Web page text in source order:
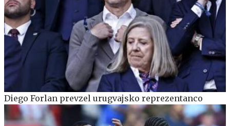
Diego Forlan prevzel urugvajsko reprezentanco